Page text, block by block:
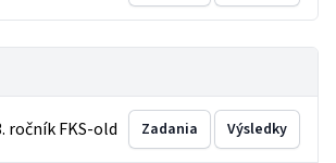
ročník FKS-old Zadania Výsledky